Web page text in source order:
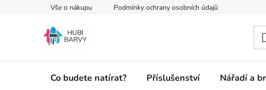
Vše o nákupu Podmínky ochrany osobních údajů
Co budete natírat? Příslušenství Nářadí a